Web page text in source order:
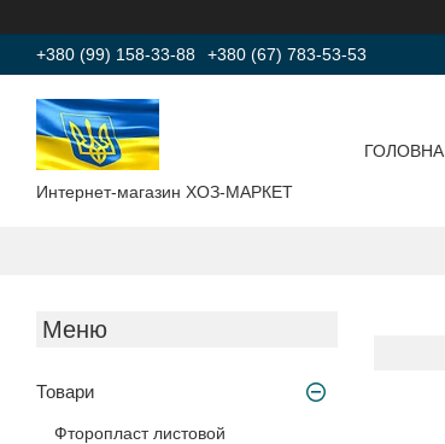
+380 (99) 158-33-88 +380 (67) 783-53-53
Интернет-магазин ХОЗ-МАРКЕТ
ГОЛОВНА
Товари
Фторопласт листовой